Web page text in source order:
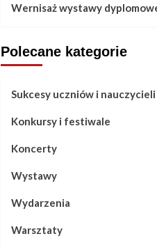
Wernisaż wystawy
Polecane kategorie
Sukcesy uczniów i nauczycieli
Konkursy i festiwale
Koncerty
Wystawy
Wydarzenia
Warsztaty